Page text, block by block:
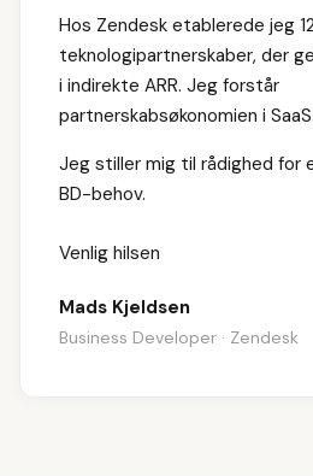
Hos Zendesk etablerede jeg
teknologipartnerskaber, der
i indirekte ARR. Jeg forstår
partnerskabsøkonomien i SaaS.
Jeg stiller mig til rådighed for
BD-behov.
Venlig hilsen
Mads Kjeldsen
Business Developer · Zendesk